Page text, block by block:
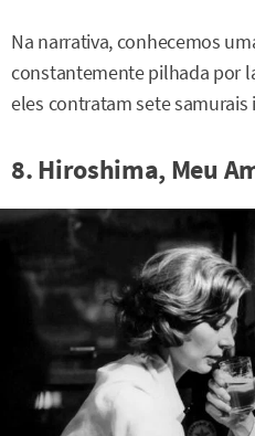
Na narrativa, conhecemos
constantemente pilhada por
eles contratam sete samurais
8. Hiroshima, Meu